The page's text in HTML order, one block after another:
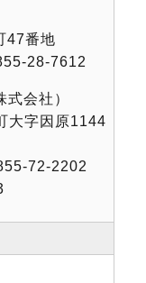
47番地
28-7612
会社）
大字因原1144
72-2202